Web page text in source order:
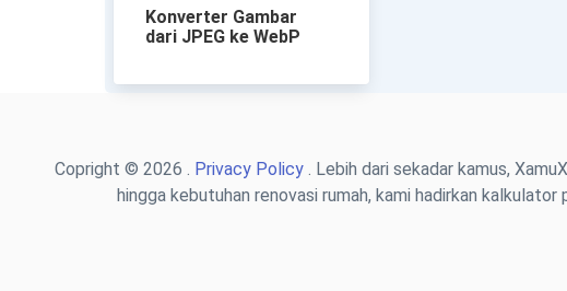
Konverter Gambar
dari JPEG ke WebP
Copright © 2026 . Privacy Policy . Lebih dari sekadar kamus,
hingga kebutuhan renovasi rumah, kami hadirkan